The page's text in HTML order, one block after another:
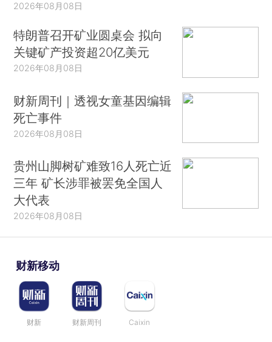
2026年08月08日
特朗普召开矿业圆桌会 拟向
关键矿产投资超20亿美元
2026年08月08日
财新周刊｜透视女童基因编辑
死亡事件
2026年08月08日
贵州山脚树矿难致16人死亡近
三年 矿长涉罪被罢免全国人
大代表
2026年08月08日
财新移动
财新 财新周刊 Caixin